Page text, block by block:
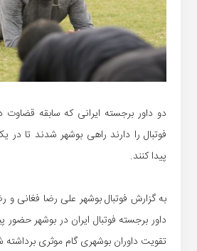
دو داور برجسته ایرانی که سابقه قضاوت
فوتبال را دارند راهی بوشهر شدند تا
پیدا کنند.
به گزارش فوتبال بوشهر علی رضا فغانی
داور برجسته فوتبال ایران در بوشهر حضور
تقویت داوران بوشهری گام موثری برداشته